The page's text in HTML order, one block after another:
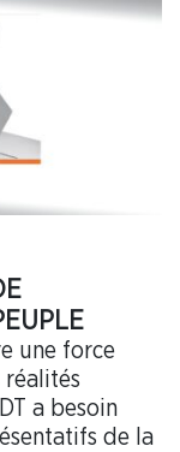
une force
a besoin
de la